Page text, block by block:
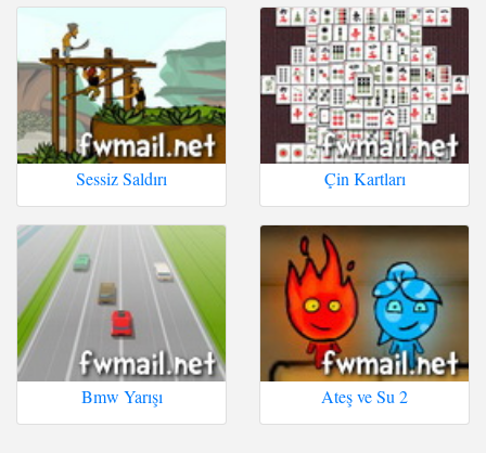
Sessiz Saldırı Çin Kartları
Bmw Yarışı Ateş ve Su 2